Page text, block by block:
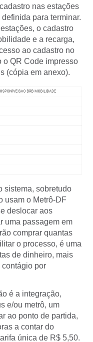
nas estações
para terminar.
o cadastro
e a recarga,
ao cadastro no
o QR Code impresso
(cópia em anexo).
sistema, sobretudo
usam o Metrô-DF
deslocar aos
uma passagem em
comprar quantas
o processo, é uma
de dinheiro, mais
contágio por
é a integração,
e/ou metrô, um
ao ponto de partida,
a contar do
única de R$ 5,50.